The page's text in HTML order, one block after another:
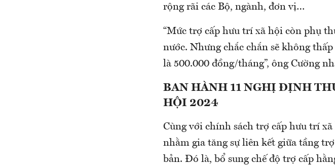
rộng rãi các Bộ, ngành, đơn vị…
“Mức trợ cấp hưu trí xã hội còn phụ
nước. Nhưng chắc chắn sẽ không
là 500.000 đồng/tháng”, ông Cường
BAN HÀNH 11 NGHỊ ĐỊNH
HỘI 2024
Cùng với chính sách trợ cấp hưu trí
nhằm gia tăng sự liên kết giữa tầng
bản. Đó là, bổ sung chế độ trợ cấp